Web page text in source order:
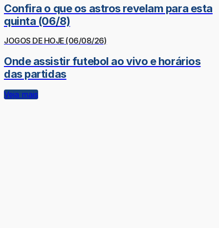
Confira o que os astros revelam para esta
quinta (06/8)
JOGOS DE HOJE (06/08/26)
Onde assistir futebol ao vivo e horários
das partidas
Veja mais